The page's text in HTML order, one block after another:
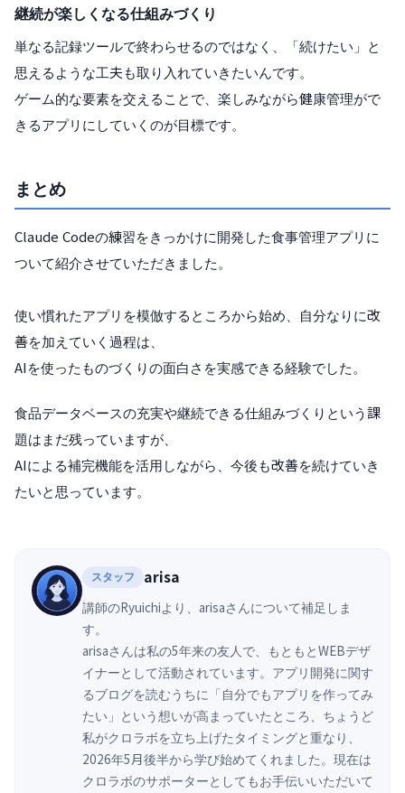
継続が楽しくなる仕組みづくり
単なる記録ツールで終わらせるのではなく、「続けたい」と
思えるような工夫も取り入れていきたいんです。
ゲーム的な要素を交えることで、楽しみながら健康管理がで
きるアプリにしていくのが目標です。
まとめ
Claude Codeの練習をきっかけに開発した食事管理アプリに
ついて紹介させていただきました。
使い慣れたアプリを模倣するところから始め、自分なりに改
善を加えていく過程は、
AIを使ったものづくりの面白さを実感できる経験でした。
食品データベースの充実や継続できる仕組みづくりという課
題はまだ残っていますが、
AIによる補完機能を活用しながら、今後も改善を続けていき
たいと思っています。
スタッフ arisa
講師のRyuichiより、arisaさんについて補足しま
す。
arisaさんは私の5年来の友人で、もともとWEBデザ
イナーとして活動されています。アプリ開発に関す
るブログを読むうちに「自分でもアプリを作ってみ
たい」という想いが高まっていたところ、ちょうど
私がクロラボを立ち上げたタイミングと重なり、
2026年5月後半から学び始めてくれました。現在は
クロラボのサポーターとしてもお手伝いいただいて